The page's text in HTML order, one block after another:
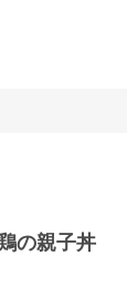
の親子丼